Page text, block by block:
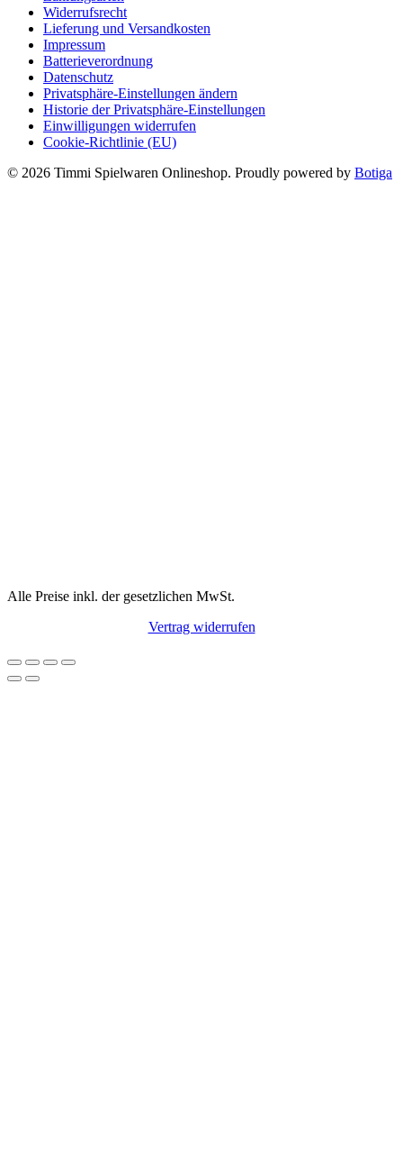
Widerrufsrecht
Lieferung und Versandkosten
Impressum
Batterieverordnung
Datenschutz
Privatsphäre-Einstellungen ändern
Historie der Privatsphäre-Einstellungen
Einwilligungen widerrufen
Cookie-Richtlinie (EU)
© 2026 Timmi Spielwaren Onlineshop. Proudly powered by Botiga
Alle Preise inkl. der gesetzlichen MwSt.
Vertrag widerrufen